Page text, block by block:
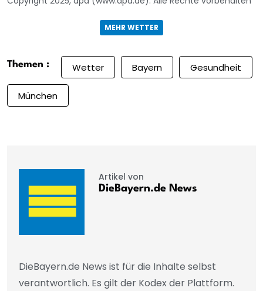
MEHR WETTER
Themen : Wetter Bayern Gesundheit
München
Artikel von
DieBayern.de News
DieBayern.de News ist für die Inhalte selbst
verantwortlich. Es gilt der Kodex der Plattform.